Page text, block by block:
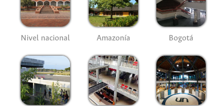
Nivel nacional Amazonía Bogotá